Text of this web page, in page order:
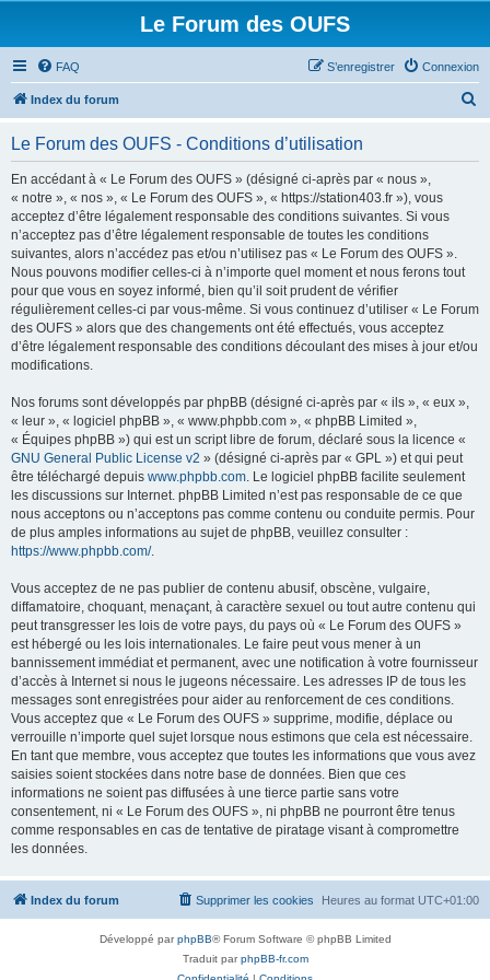
Le Forum des OUFS
FAQ Connexion
S’enregistrer
Index du forum
e
Le Forum des OUFS - Conditions d’utilisation
En accédant à « Le Forum des OUFS » (désigné ci-après par « nous »,
« notre », « nos », « Le Forum des OUFS », « https://station403.fr »), vous
acceptez d’être légalement responsable des conditions suivantes. Si vous
n’acceptez pas d’être légalement responsable de toutes les conditions
suivantes, alors n’accédez pas et/ou n’utilisez pas « Le Forum des OUFS ».
Nous pouvons modifier celles-ci à n’importe quel moment et nous ferons tout
pour que vous en soyez informé, bien qu’il soit prudent de vérifier
régulièrement celles-ci par vous-même. Si vous continuez d’utiliser « Le Forum
des OUFS » alors que des changements ont été effectués, vous acceptez
d’être légalement responsable des conditions découlant des mises à jour et/ou
modifications.
Nos forums sont développés par phpBB (désigné ci-après par « ils », « eux »,
« leur », « logiciel phpBB », « www.phpbb.com », « phpBB Limited »,
« Équipes phpBB ») qui est un script libre de forum, déclaré sous la licence «
GNU General Public License v2 » (désigné ci-après par « GPL ») et qui peut
être téléchargé depuis www.phpbb.com. Le logiciel phpBB facilite seulement
les discussions sur Internet. phpBB Limited n’est pas responsable de ce que
nous acceptons ou n’acceptons pas comme contenu ou conduite permis. Pour
de plus amples informations au sujet de phpBB, veuillez consulter :
https://www.phpbb.com/.
Vous acceptez de ne pas publier de contenu abusif, obscène, vulgaire,
diffamatoire, choquant, menaçant, à caractère sexuel ou tout autre contenu qui
peut transgresser les lois de votre pays, du pays où « Le Forum des OUFS »
est hébergé ou les lois internationales. Le faire peut vous mener à un
bannissement immédiat et permanent, avec une notification à votre fournisseur
d’accès à Internet si nous le jugeons nécessaire. Les adresses IP de tous les
messages sont enregistrées pour aider au renforcement de ces conditions.
Vous acceptez que « Le Forum des OUFS » supprime, modifie, déplace ou
verrouille n’importe quel sujet lorsque nous estimons que cela est nécessaire.
En tant que membre, vous acceptez que toutes les informations que vous avez
saisies soient stockées dans notre base de données. Bien que ces
informations ne soient pas diffusées à une tierce partie sans votre
consentement, ni « Le Forum des OUFS », ni phpBB ne pourront être tenus
comme responsables en cas de tentative de piratage visant à compromettre
les données.
Index du forum Heures au format UTC+01:00
Supprimer les cookies
Développé parphpBB® Forum Software © phpBB Limited
Traduit parphpBB-fr.com